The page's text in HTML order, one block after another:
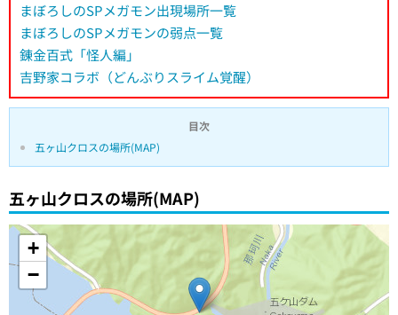
まぼろしのSPメガモン出現場所一覧
まぼろしのSPメガモンの弱点一覧
錬金百式「怪人編」
吉野家コラボ（どんぶりスライム覚醒）
目次
五ヶ山クロスの場所(MAP)
五ヶ山クロスの場所(MAP)
+
−